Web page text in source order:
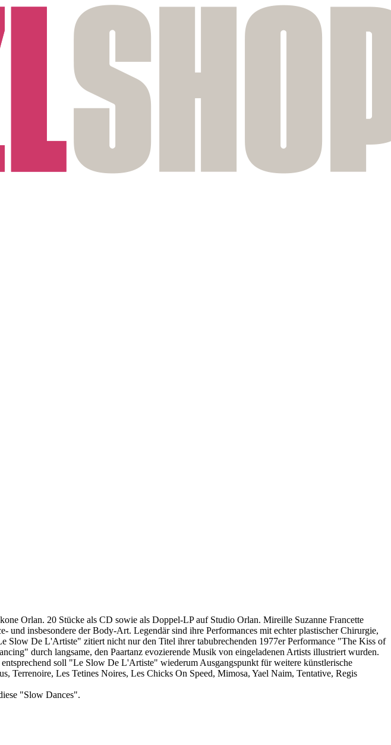
Orlan. 20 Stücke als CD sowie als Doppel-LP auf Studio Orlan. Mireille Suzanne Francette
und insbesondere der Body-Art. Legendär sind ihre Performances mit echter plastischer Chirurgie,
Slow De L'Artiste" zitiert nicht nur den Titel ihrer tabubrechenden 1977er Performance "The Kiss of
durch langsame, den Paartanz evozierende Musik von eingeladenen Artists illustriert wurden.
soll "Le Slow De L'Artiste" wiederum Ausgangspunkt für weitere künstlerische
Les Tetines Noires, Les Chicks On Speed, Mimosa, Yael Naim, Tentative, Regis
"Slow Dances".